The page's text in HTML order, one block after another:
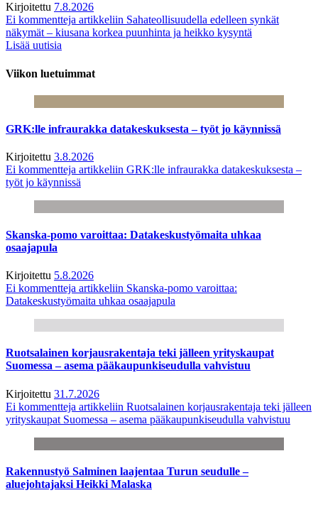
Kirjoitettu 7.8.2026
Ei kommentteja artikkeliin Sahateollisuudella edelleen synkät
näkymät – kiusana korkea puunhinta ja heikko kysyntä
Lisää uutisia
Viikon luetuimmat
GRK:lle infraurakka datakeskuksesta – työt jo käynnissä
Kirjoitettu 3.8.2026
Ei kommentteja artikkeliin GRK:lle infraurakka datakeskuksesta –
työt jo käynnissä
Skanska-pomo varoittaa: Datakeskustyömaita uhkaa
osaajapula
Kirjoitettu 5.8.2026
Ei kommentteja artikkeliin Skanska-pomo varoittaa:
Datakeskustyömaita uhkaa osaajapula
Ruotsalainen korjausrakentaja teki jälleen yrityskaupat
Suomessa – asema pääkaupunkiseudulla vahvistuu
Kirjoitettu 31.7.2026
Ei kommentteja artikkeliin Ruotsalainen korjausrakentaja teki jälleen
yrityskaupat Suomessa – asema pääkaupunkiseudulla vahvistuu
Rakennustyö Salminen laajentaa Turun seudulle –
aluejohtajaksi Heikki Malaska